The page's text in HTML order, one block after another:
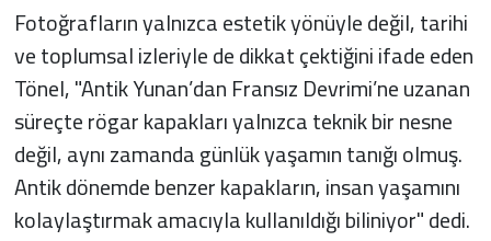
Fotoğrafların yalnızca estetik yönüyle değil, tarihi
ve toplumsal izleriyle de dikkat çektiğini ifade eden
Tönel, "Antik Yunan’dan Fransız Devrimi’ne uzanan
süreçte rögar kapakları yalnızca teknik bir nesne
değil, aynı zamanda günlük yaşamın tanığı olmuş.
Antik dönemde benzer kapakların, insan yaşamını
kolaylaştırmak amacıyla kullanıldığı biliniyor" dedi.